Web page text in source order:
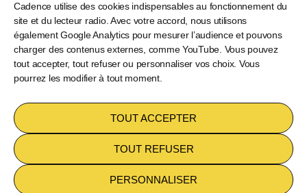
Cadence utilise des cookies indispensables au fonctionnement du
site et du lecteur radio. Avec votre accord, nous utilisons
également Google Analytics pour mesurer l’audience et pouvons
charger des contenus externes, comme YouTube. Vous pouvez
tout accepter, tout refuser ou personnaliser vos choix. Vous
pourrez les modifier à tout moment.
TOUT ACCEPTER
TOUT REFUSER
PERSONNALISER
POLITIQUE DE COOKIES (UE)